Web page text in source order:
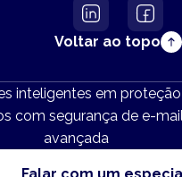
Voltar ao topo
inteligentes em
com segurança de e-
avançada